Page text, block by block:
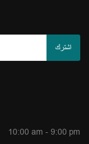
اشترك
10:00 am - 9:00 pm